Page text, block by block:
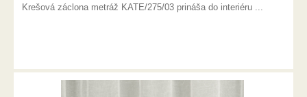
Krešová záclona metráž KATE/275/03 prináša do interiéru ...